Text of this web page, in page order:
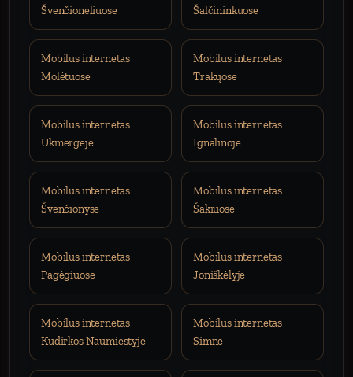
Švenčionėliuose
Šalčininkuose
Mobilus internetas
Molėtuose
Mobilus internetas
Trakųose
Mobilus internetas
Ukmergėje
Mobilus internetas
Ignalinoje
Mobilus internetas
Švenčionyse
Mobilus internetas
Šakiuose
Mobilus internetas
Pagėgiuose
Mobilus internetas
Joniškėlyje
Mobilus internetas
Kudirkos Naumiestyje
Mobilus internetas
Simne